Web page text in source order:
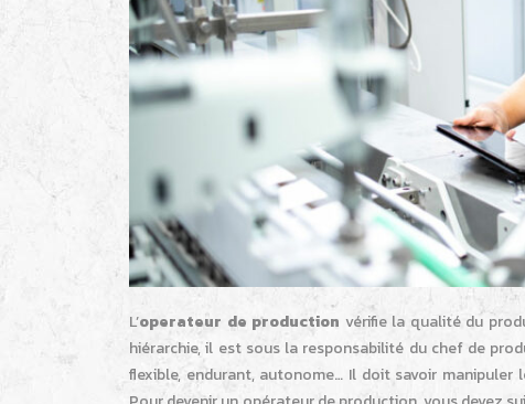
L’operateur de production vérifie la qualité du
hiérarchie, il est sous la responsabilité du chef de
flexible, endurant, autonome… Il doit savoir